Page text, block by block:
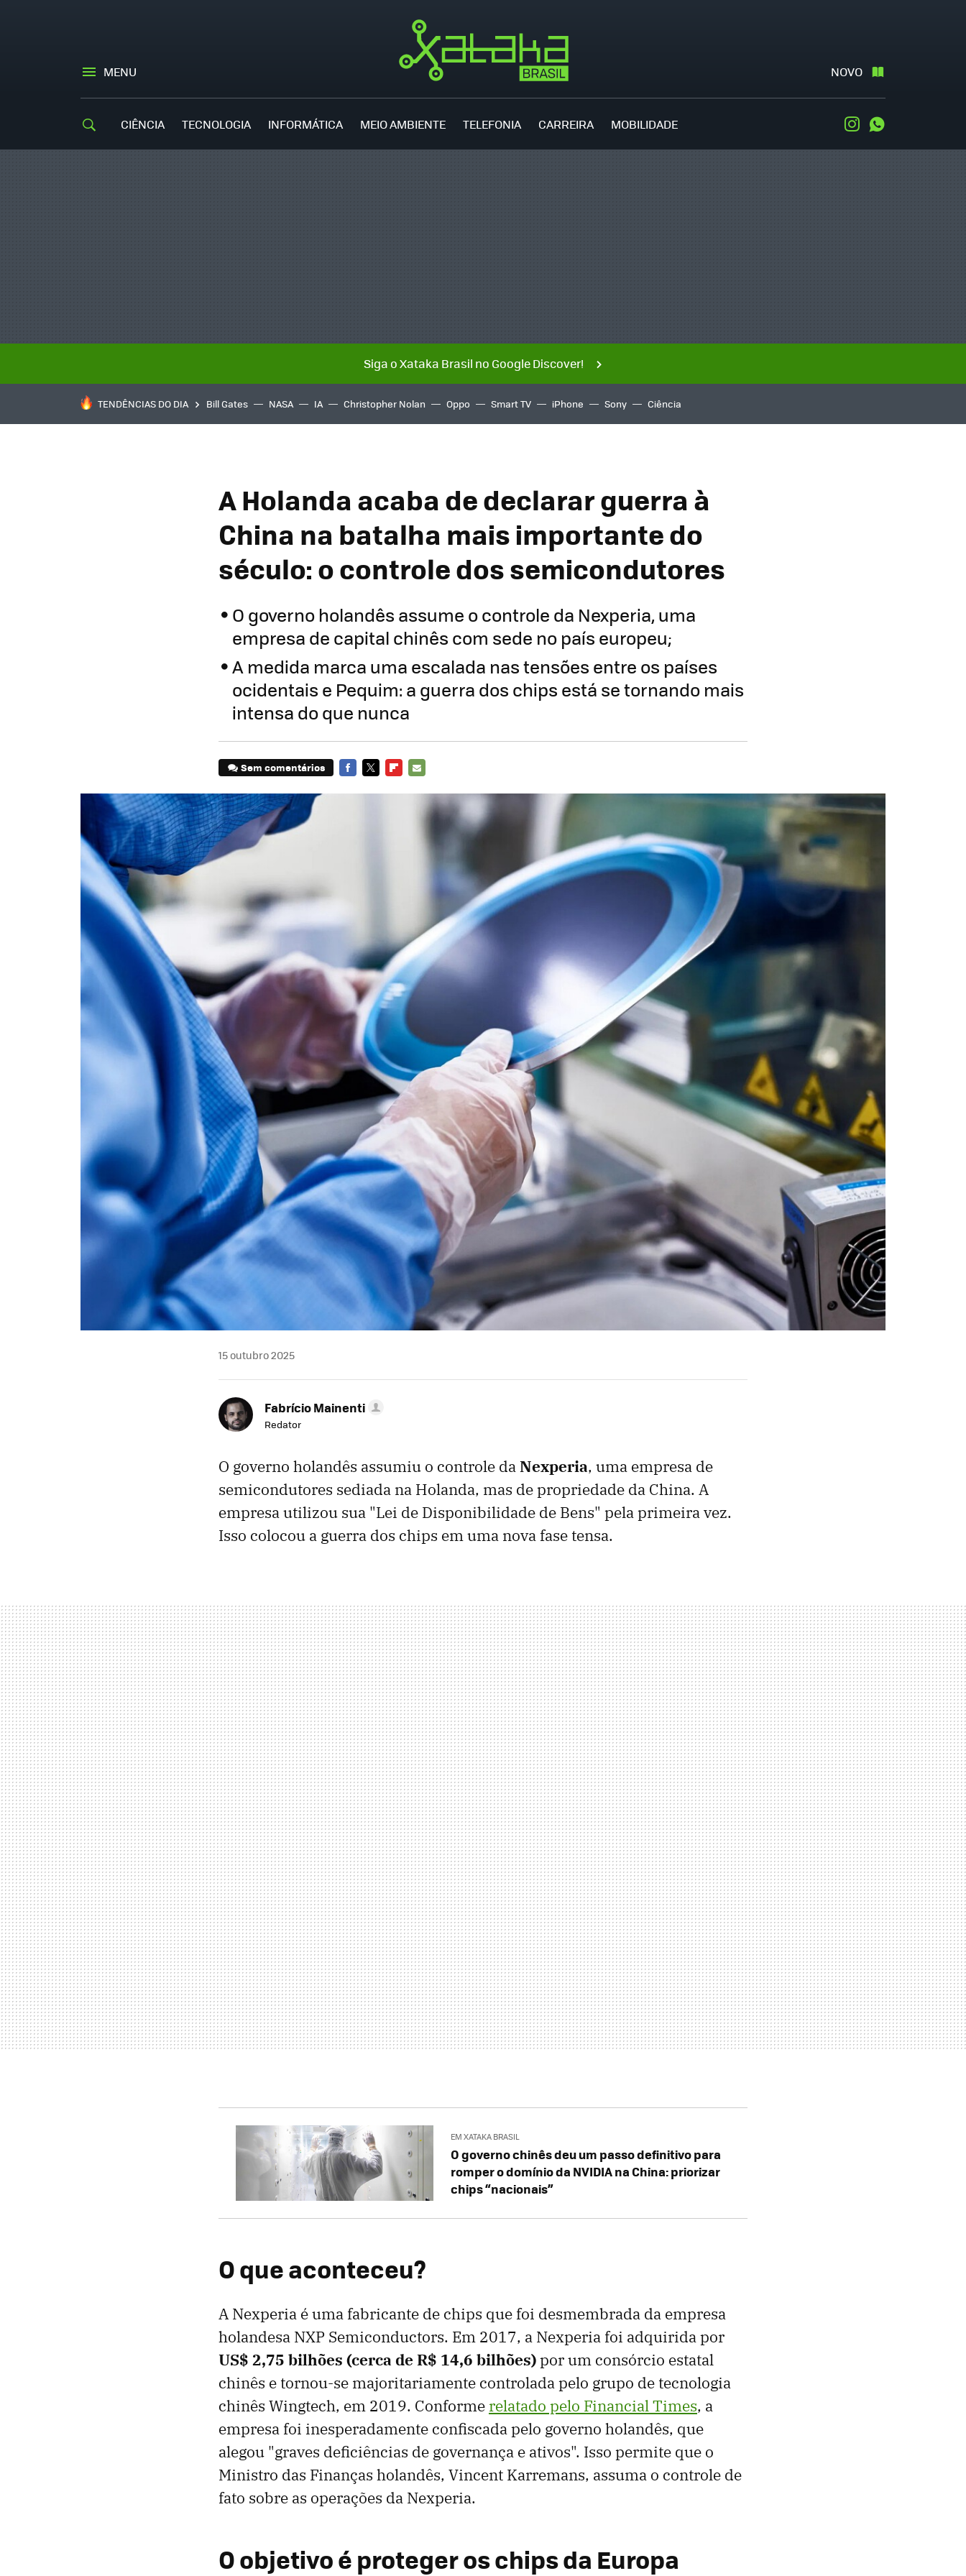
MENU NOVO
CIÊNCIA TECNOLOGIA INFORMÁTICA MEIO AMBIENTE TELEFONIA CARREIRA MOBILIDADE Instagram
Siga o Xataka Brasil no Google Discover!
TENDÊNCIAS DO DIA Bill Gates NASA IA Christopher Nolan Oppo Smart TV iPhone Sony Ciência
A Holanda acaba de declarar guerra à
China na batalha mais importante do
século: o controle dos semicondutores
O governo holandês assume o controle da Nexperia, uma
empresa de capital chinês com sede no país europeu;
A medida marca uma escalada nas tensões entre os países
ocidentais e Pequim: a guerra dos chips está se tornando mais
intensa do que nunca
Sem comentários
MAIL
15 outubro 2025
Fabrício Mainenti
Redator
O governo holandês assumiu o controle daNexperia, uma empresa de
semicondutores sediada na Holanda, mas de propriedade da China. A
empresa utilizou sua "Lei de Disponibilidade de Bens" pela primeira vez.
Isso colocou a guerra dos chips em uma nova fase tensa.
EM XATAKA BRASIL
O governo chinês deu um passo definitivo para
romper o domínio da NVIDIA na China: priorizar
chips “nacionais”
O que aconteceu?
A Nexperia é uma fabricante de chips que foi desmembrada da empresa
holandesa NXP Semiconductors. Em 2017, a Nexperia foi adquirida por
US$ 2,75 bilhões (cerca de R$ 14,6 bilhões)por um consórcio estatal
chinês e tornou-se majoritariamente controlada pelo grupo de tecnologia
chinês Wingtech, em 2019. Conforme relatado pelo Financial Times, a
empresa foi inesperadamente confiscada pelo governo holandês, que
alegou "graves deficiências de governança e ativos". Isso permite que o
Ministro das Finanças holandês, Vincent Karremans, assuma o controle de
fato sobre as operações da Nexperia.
O objetivo é proteger os chips da Europa